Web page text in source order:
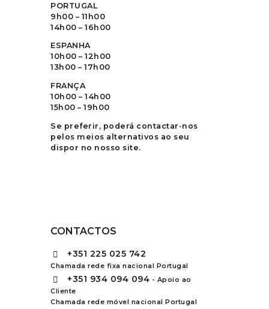
PORTUGAL
9h00 – 11h00
14h00 – 16h00
ESPANHA
10h00 – 12h00
13h00 – 17h00
FRANÇA
10h00 – 14h00
15h00 – 19h00
Se preferir, poderá contactar-nos
pelos meios alternativos ao seu
dispor no nosso site.
CONTACTOS
+351 225 025 742
Chamada rede fixa nacional Portugal
+351 934 094 094 - Apoio ao
Cliente
Chamada rede móvel nacional Portugal